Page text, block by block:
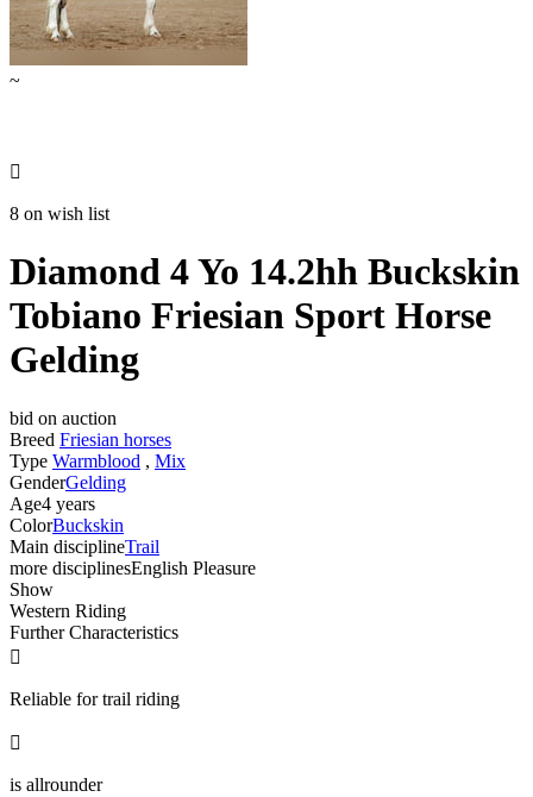
~

8 on wish list
Diamond 4 Yo 14.2hh Buckskin
Tobiano Friesian Sport Horse
Gelding
bid on auction
Breed Friesian horses
Type Warmblood , Mix
GenderGelding
Age4 years
ColorBuckskin
Main disciplineTrail
more disciplinesEnglish Pleasure
Show
Western Riding
Further Characteristics

Reliable for trail riding

is allrounder